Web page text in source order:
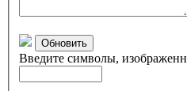
Обновить
Введите символы,